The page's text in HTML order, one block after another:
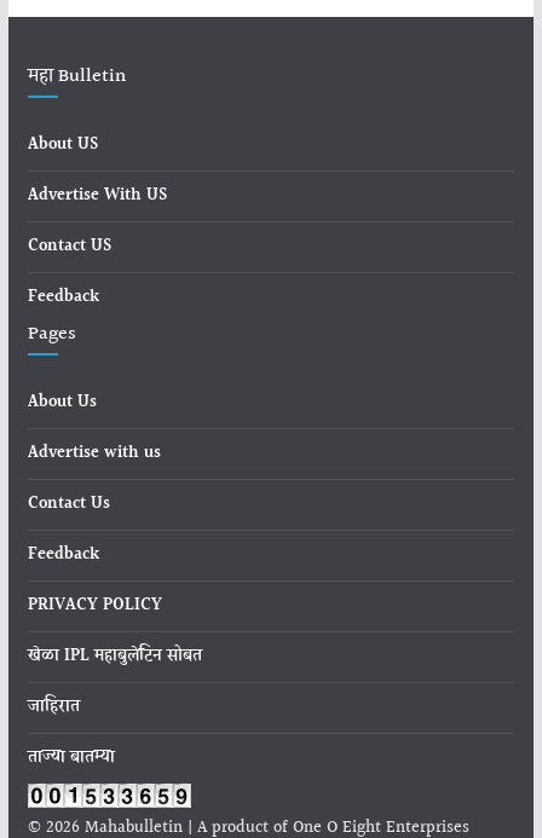
महा Bulletin
About US
Advertise With US
Contact US
Feedback
Pages
About Us
Advertise with us
Contact Us
Feedback
PRIVACY POLICY
खेळा IPL महाबुलेटिन सोबत
जाहिरात
ताज्या बातम्या
© 2026 Mahabulletin | A product of One O Eight Enterprises